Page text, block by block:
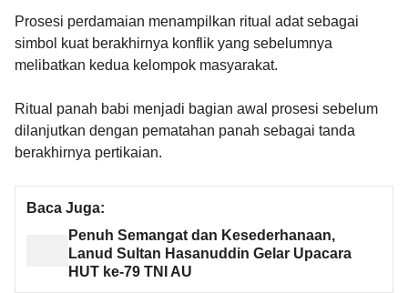
Prosesi perdamaian menampilkan ritual adat sebagai
simbol kuat berakhirnya konflik yang sebelumnya
melibatkan kedua kelompok masyarakat.
Ritual panah babi menjadi bagian awal prosesi sebelum
dilanjutkan dengan pematahan panah sebagai tanda
berakhirnya pertikaian.
Baca Juga:
Penuh Semangat dan Kesederhanaan,
Lanud Sultan Hasanuddin Gelar Upacara
HUT ke-79 TNI AU